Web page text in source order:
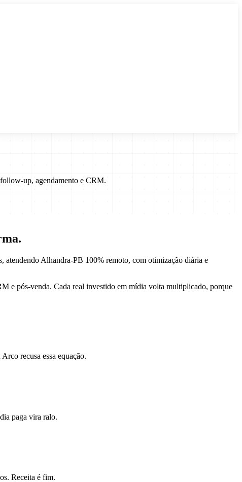
up, agendamento e CRM.
Alhandra-PB 100% remoto, com otimização diária e
e pós-venda. Cada real investido em mídia volta multiplicado, porque
recusa essa equação.
paga vira ralo.
Receita é fim.